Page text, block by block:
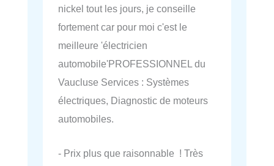
nickel tout les jours, je conseille
fortement car pour moi c'est le
meilleure 'électricien
automobile'PROFESSIONNEL du
Vaucluse Services : Systèmes
électriques, Diagnostic de moteurs
automobiles.
- Prix plus que raisonnable ! Très